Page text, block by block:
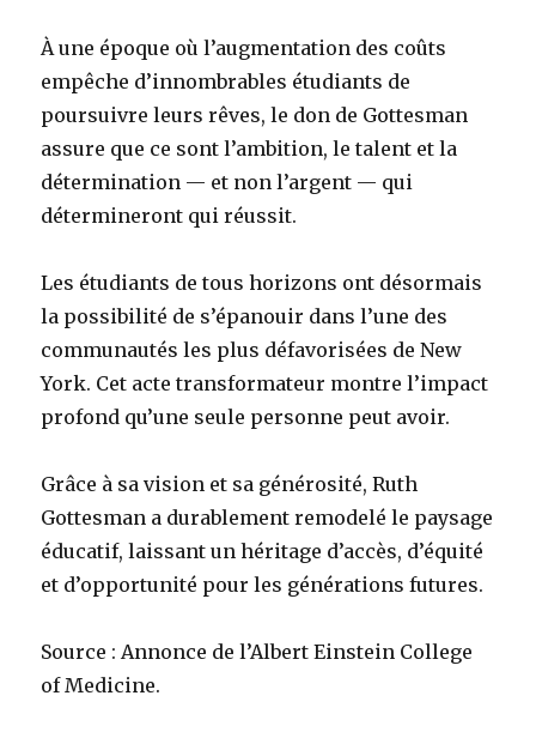
À une époque où l’augmentation des coûts
empêche d’innombrables étudiants de
poursuivre leurs rêves, le don de Gottesman
assure que ce sont l’ambition, le talent et la
détermination — et non l’argent — qui
détermineront qui réussit.
Les étudiants de tous horizons ont désormais
la possibilité de s’épanouir dans l’une des
communautés les plus défavorisées de New
York. Cet acte transformateur montre l’impact
profond qu’une seule personne peut avoir.
Grâce à sa vision et sa générosité, Ruth
Gottesman a durablement remodelé le paysage
éducatif, laissant un héritage d’accès, d’équité
et d’opportunité pour les générations futures.
Source : Annonce de l’Albert Einstein College
of Medicine.